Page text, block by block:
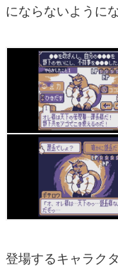
にならないように
登場するキャラク